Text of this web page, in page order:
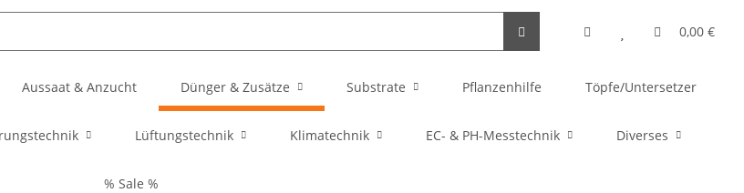
0,00 €
Aussaat & Anzucht Dünger & Zusätze Substrate Pflanzenhilfe Töpfe/Untersetzer
Lüftungstechnik Klimatechnik EC- & PH-Messtechnik Diverses
% Sale %